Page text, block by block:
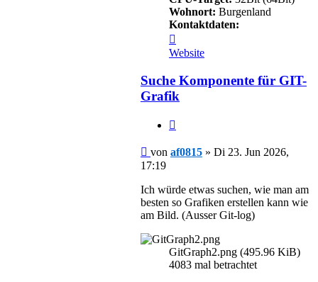
Wohnort: Burgenland
Kontaktdaten:
von
af0815
Website
Suche Komponente für GIT-
Grafik
Beitrag
von af0815 » Di 23. Jun 2026,
17:19
Ich würde etwas suchen, wie man am
besten so Grafiken erstellen kann wie
am Bild. (Ausser Git-log)
GitGraph2.png (495.96 KiB)
4083 mal betrachtet